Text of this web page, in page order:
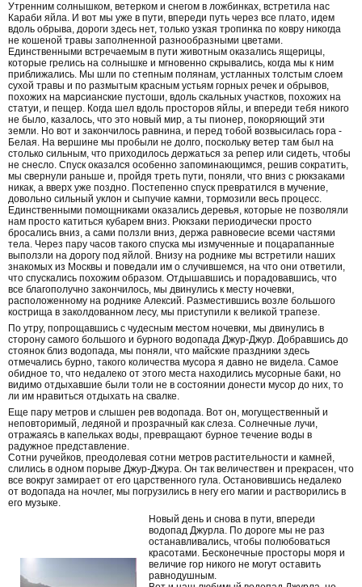
Утренним солнышком, ветерком и снегом в ложбинках, встретила нас
Караби яйла. И вот мы уже в пути, впереди путь через все плато, идем
вдоль обрыва, дороги здесь нет, только узкая тропинка по ковру никогда
не кошеной травы заполненной разнообразными цветами.
Единственными встречаемым в пути животным оказались ящерицы,
которые грелись на солнышке и мгновенно скрывались, когда мы к ним
приближались. Мы шли по степным полянам, устланных толстым слоем
сухой травы и по размытым красным устьям горных речек и обрывов,
похожих на марсианские пустоши, вдоль скальных участков, похожих на
статуи, и пещер. Когда шел вдоль просторов яйлы, и впереди тебя никого
не было, казалось, что это новый мир, а ты пионер, покоряющий эти
земли. Но вот и закончилось равнина, и перед тобой возвысилась гора -
Белая. На вершине мы пробыли не долго, поскольку ветер там был на
столько сильным, что приходилось держаться за репер или сидеть, чтобы
не снесло. Спуск оказался особенно запоминающимся, решив сократить,
мы свернули раньше и, пройдя треть пути, поняли, что вниз с рюкзаками
никак, а вверх уже поздно. Постепенно спуск превратился в мучение,
довольно сильный уклон и сыпучие камни, тормозили весь процесс.
Единственными помощниками оказались деревья, которые не позволяли
нам просто катиться кубарем вниз. Рюкзаки периодически просто
бросались вниз, а сами ползли вниз, держа равновесие всеми частями
тела. Через пару часов такого спуска мы измученные и поцарапанные
выползли на дорогу под яйлой. Внизу на роднике мы встретили наших
знакомых из Москвы и поведали им о случившемся, на что они ответили,
что спускались похожим образом. Отдышавшись и порадовавшись, что
все благополучно закончилось, мы двинулись к месту ночевки,
расположенному на роднике Алексий. Разместившись возле большого
кострища в заколдованном лесу, мы приступили к великой трапезе.
По утру, попрощавшись с чудесным местом ночевки, мы двинулись в
сторону самого большого и бурного водопада Джур-Джур. Добравшись до
стоянок близ водопада, мы поняли, что майские праздники здесь
отмечались бурно, такого количества мусора я давно не видела. Самое
обидное то, что недалеко от этого места находились мусорные баки, но
видимо отдыхавшие были толи не в состоянии донести мусор до них, то
ли им нравиться отдыхать на свалке.
Еще пару метров и слышен рев водопада. Вот он, могущественный и
неповторимый, ледяной и прозрачный как слеза. Солнечные лучи,
отражаясь в капельках воды, превращают бурное течение воды в
радужное представление.
Сотни ручейков, преодолевая сотни метров растительности и камней,
слились в одном порыве Джур-Джура. Он так величествен и прекрасен, что
все вокруг замирает от его царственного гула. Остановившись недалеко
от водопада на ночлег, мы погрузились в негу его магии и растворились в
его музыке.
Новый день и снова в пути, впереди
водопад Джурла. По дороге мы не раз
останавливались, чтобы полюбоваться
красотами. Бесконечные просторы моря и
величие гор никого не могут оставить
равнодушным.